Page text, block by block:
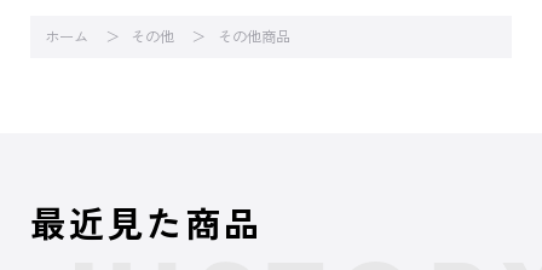
ホーム その他 その他商品
最近見た商品